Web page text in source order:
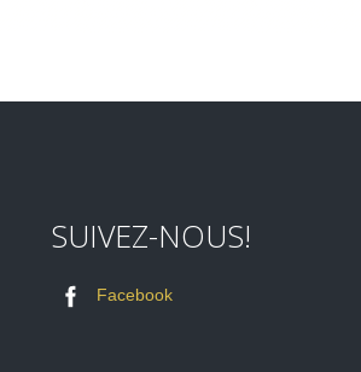
SUIVEZ-NOUS!
Facebook